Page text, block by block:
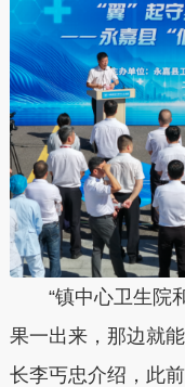
“镇中心卫生院和
果一出来，那边就
长李丐忠介绍，此